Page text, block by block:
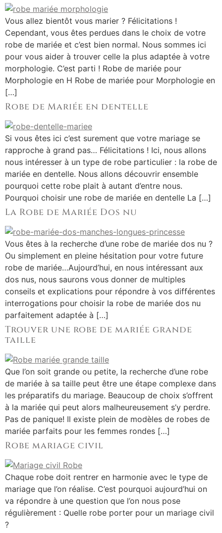
Vous allez bientôt vous marier ? Félicitations !
Cependant, vous êtes perdues dans le choix de votre
robe de mariée et c’est bien normal. Nous sommes ici
pour vous aider à trouver celle la plus adaptée à votre
morphologie. C’est parti ! Robe de mariée pour
Morphologie en H Robe de mariée pour Morphologie en
[…]
Robe de Mariée en dentelle
Si vous êtes ici c’est surement que votre mariage se
rapproche à grand pas… Félicitations ! Ici, nous allons
nous intéresser à un type de robe particulier : la robe de
mariée en dentelle. Nous allons découvrir ensemble
pourquoi cette robe plait à autant d’entre nous.
Pourquoi choisir une robe de mariée en dentelle La […]
La Robe de Mariée Dos nu
Vous êtes à la recherche d’une robe de mariée dos nu ?
Ou simplement en pleine hésitation pour votre future
robe de mariée…Aujourd’hui, en nous intéressant aux
dos nus, nous saurons vous donner de multiples
conseils et explications pour répondre à vos différentes
interrogations pour choisir la robe de mariée dos nu
parfaitement adaptée à […]
Trouver une robe de mariée grande
taille
Que l’on soit grande ou petite, la recherche d’une robe
de mariée à sa taille peut être une étape complexe dans
les préparatifs du mariage. Beaucoup de choix s’offrent
à la mariée qui peut alors malheureusement s’y perdre.
Pas de panique! Il existe plein de modèles de robes de
mariée parfaits pour les femmes rondes […]
Robe mariage civil
Chaque robe doit rentrer en harmonie avec le type de
mariage que l’on réalise. C’est pourquoi aujourd’hui on
va répondre à une question que l’on nous pose
régulièrement : Quelle robe porter pour un mariage civil
?